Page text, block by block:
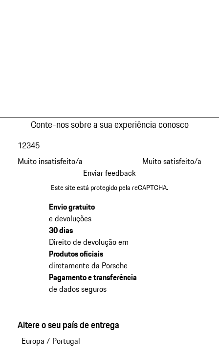
Conte-nos sobre a sua experiência conosco
Muito insatisfeito/a
12345
Muito satisfeito/a
Enviar feedback
Este site está protegido pela reCAPTCHA.
Envio gratuito
e devoluções
30 dias
Direito de devolução em
Produtos oficiais
diretamente da Porsche
Pagamento e transferência
de dados seguros
Altere o seu país de entrega
Europa / Portugal